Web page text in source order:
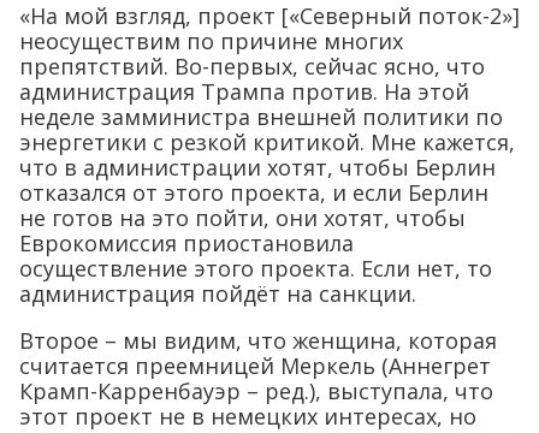
«На мой взгляд, проект [«Северный поток-2»]
неосуществим по причине многих
препятствий. Во-первых, сейчас ясно, что
администрация Трампа против. На этой
неделе замминистра внешней политики по
энергетики с резкой критикой. Мне кажется,
что в администрации хотят, чтобы Берлин
отказался от этого проекта, и если Берлин
не готов на это пойти, они хотят, чтобы
Еврокомиссия приостановила
осуществление этого проекта. Если нет, то
администрация пойдёт на санкции.
Второе – мы видим, что женщина, которая
считается преемницей Меркель (Аннегрет
Крамп-Карренбауэр – ред.), выступала, что
этот проект не в немецких интересах, но